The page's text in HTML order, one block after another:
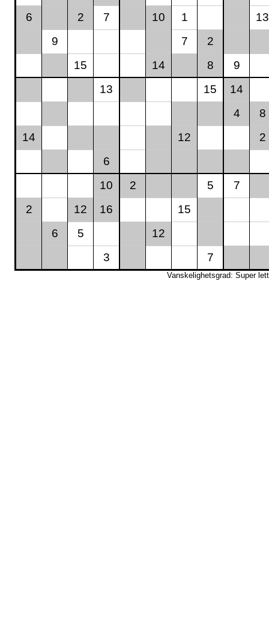
6
2 7 10 1
13
9
7
2
15
14 8
9
13
15
14
4
8
14
12
2
6
10
2 5
7
2
12 16
15
6
5
12
3
7
Vanskelighetsgrad: Super